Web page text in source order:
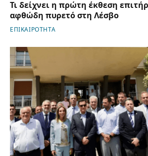
Τι δείχνει η πρώτη έκθεση
αφθώδη πυρετό στη Λέσβο
ΕΠΙΚΑΙΡΟΤΗΤΑ